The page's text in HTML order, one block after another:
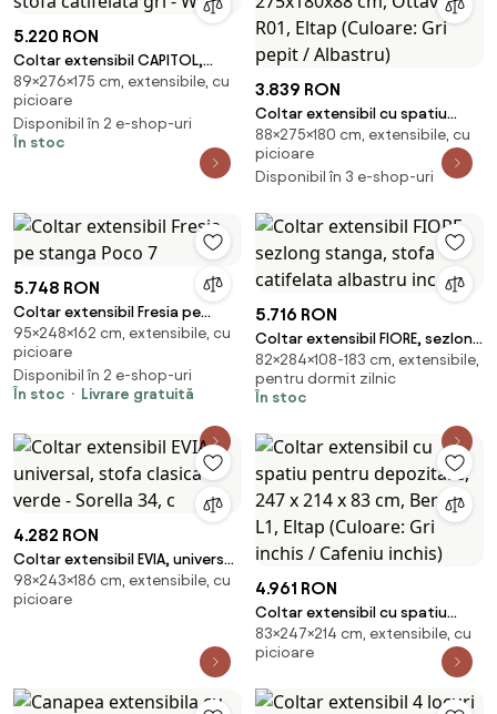
5.220 RON
Coltar extensibil CAPITOL,
sezlong stanga, stofa
catifelata gri - Whis
89×276×175 cm, extensibile, cu
picioare
Disponibil în 2 e-shop-uri
În stoc
3.839 RON
Coltar extensibil cu spatiu
pentru depozitare, 275x180x88
cm, Ottavio R01, Eltap (Culoare:
Gri pepit / Albastru)
88×275×180 cm, extensibile, cu
picioare
Disponibil în 3 e-shop-uri
5.748 RON
Coltar extensibil Fresia pe
stanga Poco 7
95×248×162 cm, extensibile, cu
picioare
Disponibil în 2 e-shop-uri
În stoc
Livrare gratuită
5.716 RON
Coltar extensibil FIORE, sezlong
stanga, stofa catifelata
albastru inc
82×284×108-183 cm, extensibile,
pentru dormit zilnic
În stoc
4.282 RON
Coltar extensibil EVIA, universal,
stofa clasica verde - Sorella 34,
c
98×243×186 cm, extensibile, cu
picioare
4.961 RON
Coltar extensibil cu spatiu
pentru depozitare, 247 x 214 x
83 cm, Bergen L1, Eltap
(Culoare: Gri inchis / Cafeniu
inchis)
83×247×214 cm, extensibile, cu
picioare